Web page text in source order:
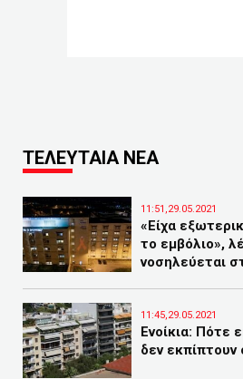
ΤΕΛΕΥΤΑΙΑ ΝΕΑ
11:51,29.05.2021
«Είχα
το εμβόλιο»,
νοσηλεύεται
11:45,29.05.2021
Ενοίκια: Πότε
δεν εκπίπτουν